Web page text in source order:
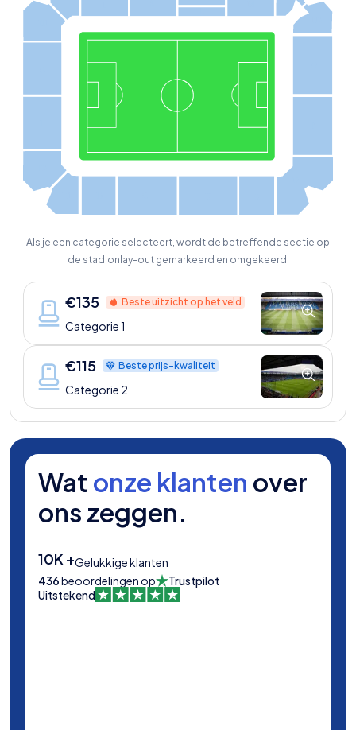
€135 Beste uitzicht op het veld
Categorie 1
€115 Beste prijs-kwaliteit
Categorie 2
Als je een categorie selecteert, wordt de betreffende sectie op
de stadionlay-out gemarkeerd en omgekeerd.
Wat onze klanten over
ons zeggen.
10K +Gelukkige klanten
436beoordelingen op
Trustpilot
Uitstekend